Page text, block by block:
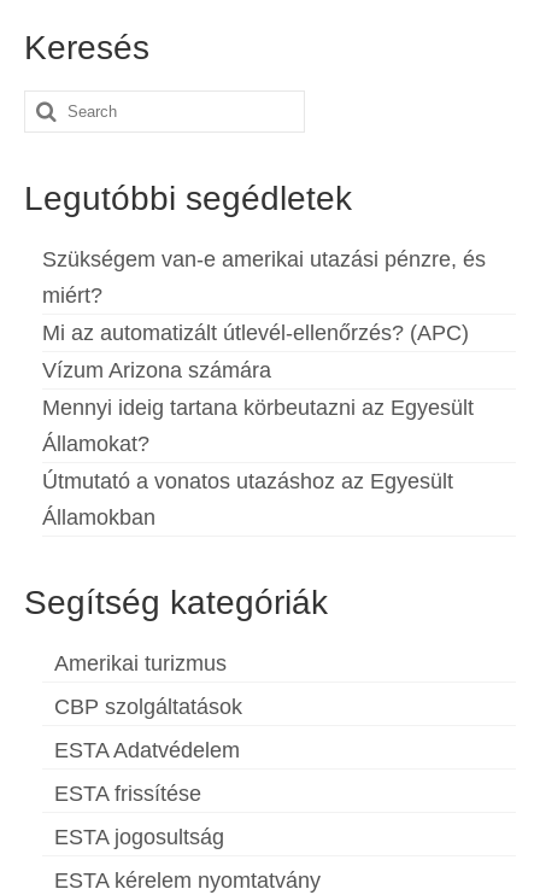
Keresés
Search
Legutóbbi segédletek
Szükségem van-e amerikai utazási pénzre, és
miért?
Mi az automatizált útlevél-ellenőrzés? (APC)
Vízum Arizona számára
Mennyi ideig tartana körbeutazni az Egyesült
Államokat?
Útmutató a vonatos utazáshoz az Egyesült
Államokban
Segítség kategóriák
Amerikai turizmus
CBP szolgáltatások
ESTA Adatvédelem
ESTA frissítése
ESTA jogosultság
ESTA kérelem nyomtatvány